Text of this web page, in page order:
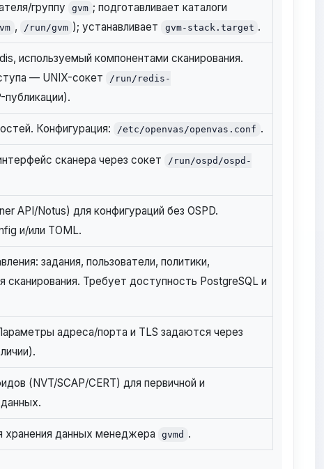
группу gvm ; подготавливает каталоги
, /run/gvm ); устанавливает gvm-stack.target .
используемый компонентами сканирования.
— UNIX-сокет
/run/redis-
публикации).
Конфигурация: /etc/openvas/openvas.conf .
сканера через сокет
/run/ospd/ospd-
API/Notus) для конфигураций без OSPD.
и/или TOML.
задания, пользователи, политики,
сканирования. Требует доступность PostgreSQL и
адреса/порта и TLS задаются через
(NVT/SCAP/CERT) для первичной и
данных менеджера gvmd .